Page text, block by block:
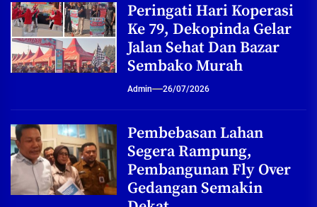
Peringati Hari Koperasi
Ke 79, Dekopinda Gelar
Jalan Sehat Dan Bazar
Sembako Murah
Admin 26/07/2026
Pembebasan Lahan
Segera Rampung,
Pembangunan Fly Over
Gedangan Semakin